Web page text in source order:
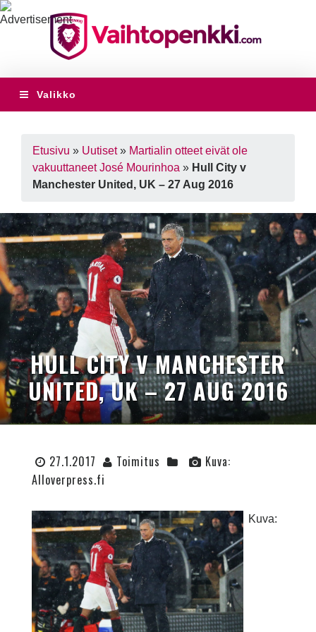
Valikko
Etusivu » Uutiset» Martialin otteet eivät ole
vakuuttaneet José Mourinhoa » Hull City v
Manchester United, UK – 27 Aug 2016
HULL CITY V MANCHESTER
UNITED, UK – 27 AUG 2016
27.1.2017 Toimitus
Kuva:
Alloverpress.fi
Kuva: